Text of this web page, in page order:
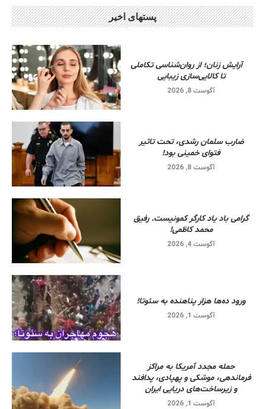
پستهای اخیر
آرایش زنان؛ از روان‌شناسی تکاملی
تا کالایی‌سازی زیبایی
آگوست 8, 2026
ضارب سلمان رشدی، تحت تاثیر
فتوای خمینی بود!
آگوست 8, 2026
گرامی باد یاد کارگر کمونیست. رفیق
محمد کاظمی!
آگوست 4, 2026
ورود ده‌ها هزار پناهنده به سئوتا!
آگوست 1, 2026
حمله مجدد آمریکا به مراکز
فرماندهی، موشکی و پهپادی، پدافند
و زیرساخت‌های دریایی ایران
آگوست 1, 2026